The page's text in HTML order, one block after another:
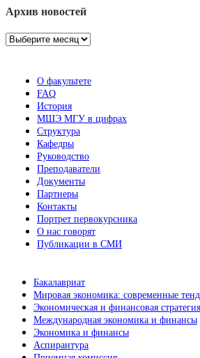
Архив новостей
Архив
О факультете
FAQ
История
МШЭ МГУ в цифрах
Структура
Кафедры
Руководство
Преподаватели
Документы
Партнеры
Контакты
Портрет первокурсника
О нас говорят
Публикации в СМИ
Бакалавриат
Мировая экономика: современные
Экономическая и финансовая стратегия
Международная экономика и финансы
Экономика и финансы
Аспирантура